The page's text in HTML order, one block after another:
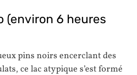
(environ 6 heures
pins noirs encerclant des
ce lac atypique s’est formé